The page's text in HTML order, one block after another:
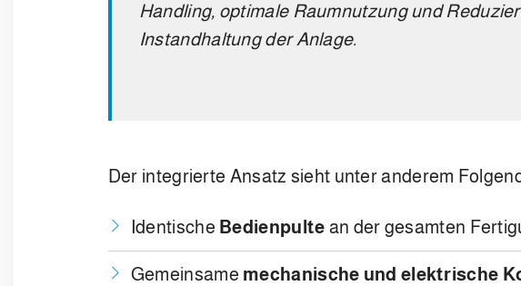
Handling, optimale Raumnutzung und
Instandhaltung der Anlage.
Der integrierte Ansatz sieht unter anderem
Identische Bedienpulte an der gesamten
Gemeinsame mechanische und elektrische